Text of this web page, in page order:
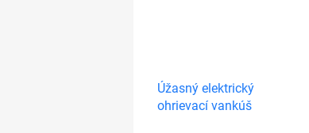
Úžasný elektrický
ohrievací vankúš